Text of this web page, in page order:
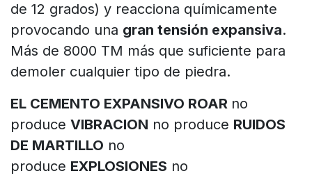
de 12 grados) y reacciona químicamente
provocando una gran tensión expansiva.
Más de 8000 TM más que suficiente para
demoler cualquier tipo de piedra.
EL CEMENTO EXPANSIVO ROAR no
produce VIBRACION no produce RUIDOS
DE MARTILLO no
produce EXPLOSIONES no